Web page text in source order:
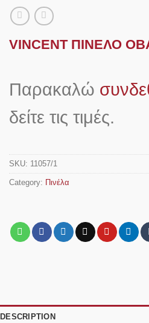
VINCENT ΠΙΝΕΛΟ
Παρακαλώ
δείτε τις τιμές.
SKU: 11057/1
Category: Πινέλα
DESCRIPTION